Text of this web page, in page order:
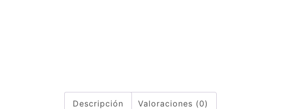
Descripción Valoraciones (0)